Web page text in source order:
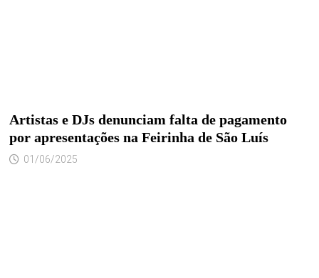
Artistas e DJs denunciam falta de pagamento
por apresentações na Feirinha de São Luís
01/06/2025